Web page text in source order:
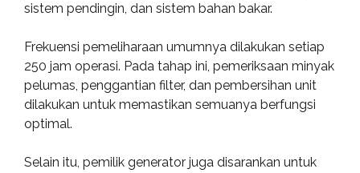
sistem pendingin, dan sistem bahan bakar.
Frekuensi pemeliharaan umumnya dilakukan setiap
250 jam operasi. Pada tahap ini, pemeriksaan minyak
pelumas, penggantian filter, dan pembersihan unit
dilakukan untuk memastikan semuanya berfungsi
optimal.
Selain itu, pemilik generator juga disarankan untuk